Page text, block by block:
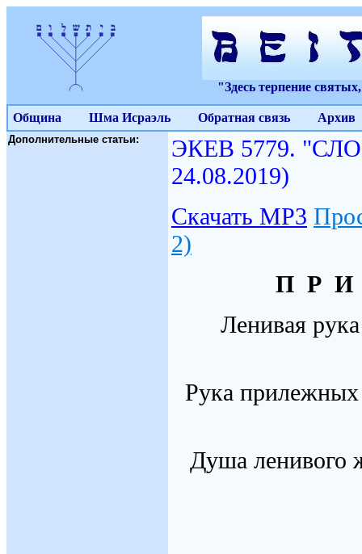
"Здесь терпение
Община Шма Исраэль Обратная связь Архив
Дополнительные статьи:
ЭКЕВ 5779.
24.08.2019)
Скачать МР3
2)
П Р
Ленивая
Рука прилежных
Душа ленивого